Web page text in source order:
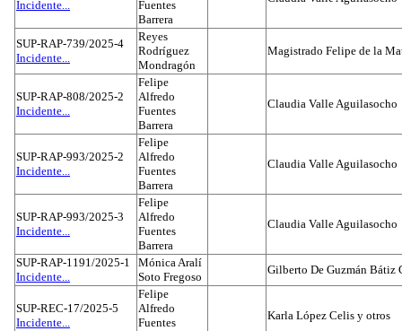
Incidente...
Fuentes
Barrera
SUP-RAP-739/2025-4
Incidente...
Reyes
Rodríguez
Mondragón
Magistrado Felipe de la
SUP-RAP-808/2025-2
Incidente...
Felipe
Alfredo
Fuentes
Barrera
Claudia Valle Aguilasocho
SUP-RAP-993/2025-2
Incidente...
Felipe
Alfredo
Fuentes
Barrera
Claudia Valle Aguilasocho
SUP-RAP-993/2025-3
Incidente...
Felipe
Alfredo
Fuentes
Barrera
Claudia Valle Aguilasocho
SUP-RAP-1191/2025-1
Incidente...
Mónica Aralí
Soto Fregoso
Gilberto De Guzmán Bátiz
SUP-REC-17/2025-5
Incidente...
Felipe
Alfredo
Fuentes
Karla López Celis y otros